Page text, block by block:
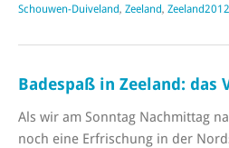
Schouwen-Duiveland, Zeeland, Zeeland2012
Badespaß in Zeeland: das
Als wir am Sonntag Nachmittag
noch eine Erfrischung in der